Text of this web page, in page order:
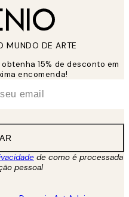
MUNDO DE ARTE
15% de desconto em
encomenda!
de como é processada
pessoal